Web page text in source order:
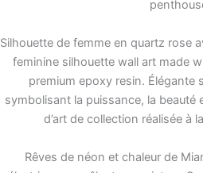
Silhouette de femme en quartz rose
feminine silhouette wall art made
premium epoxy resin. Élégante
symbolisant la puissance, la beauté
d’art de collection réalisée à
Rêves de néon et chaleur de